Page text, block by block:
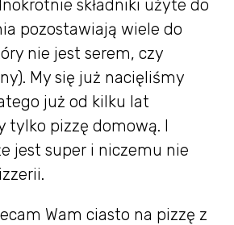
składniki użyte do
pozostawiają wiele do
nie jest serem, czy
My się już nacięliśmy
już od kilku lat
tylko pizzę domową. I
jest super i niczemu nie
Wam ciasto na pizzę z